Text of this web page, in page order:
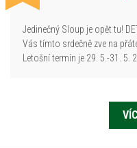
Jedinečný Sloup je opět tu!
Vás tímto srdečně zve na
Letošní termín je 29. 5.-31. 5.